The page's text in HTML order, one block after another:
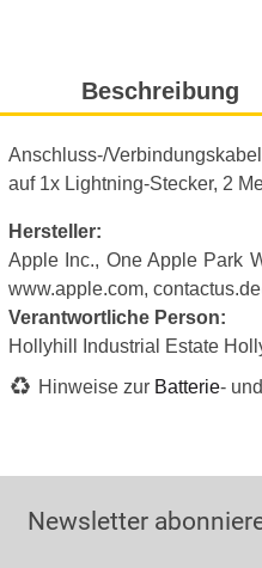
Beschreibung
Anschluss-/
auf 1x Lightning-Stecker, 2
Hersteller:
Apple Inc., One Apple Park
www.apple.com,
Verantwortliche Person:
Hollyhill Industrial Estate
Hinweise zur Batterie- und
Newsletter